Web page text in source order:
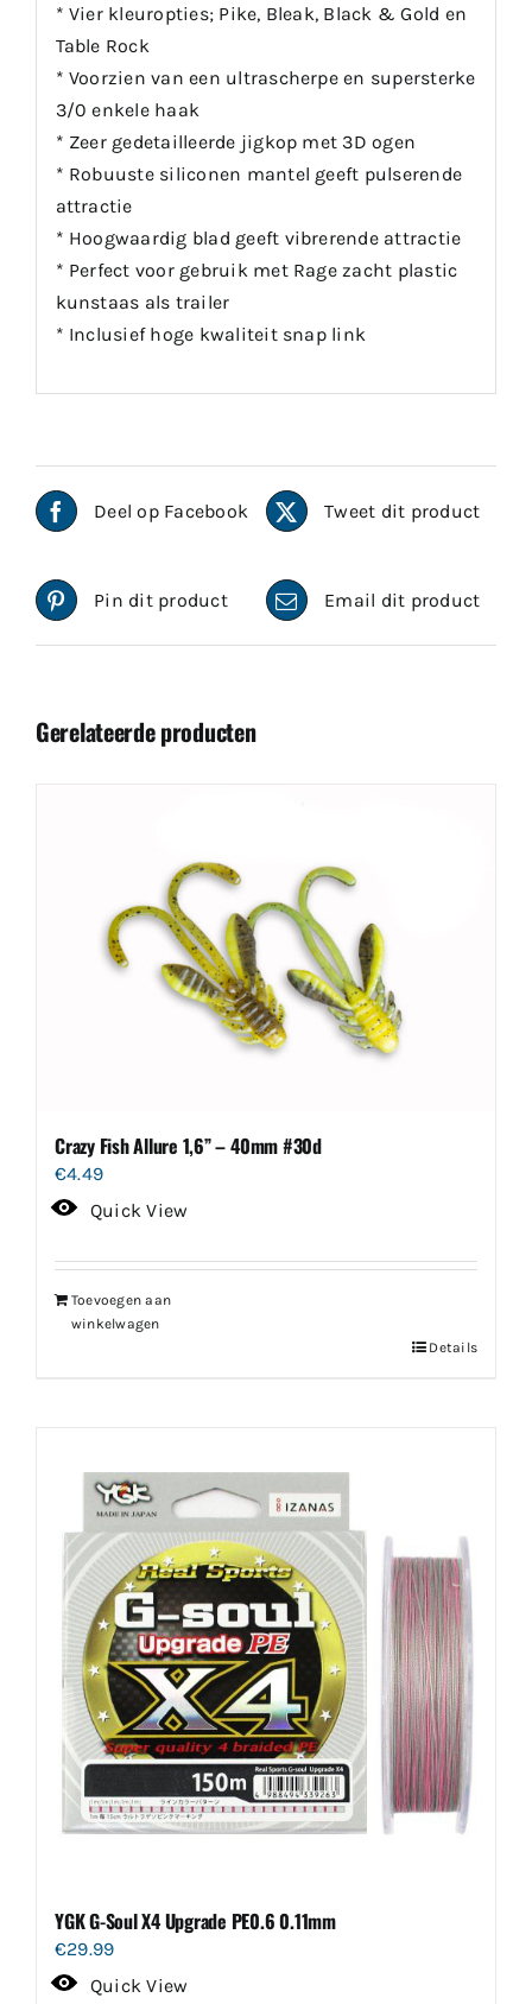
* Vier kleuropties; Pike, Bleak, Black & Gold en
Table Rock
* Voorzien van een ultrascherpe en supersterke
3/0 enkele haak
* Zeer gedetailleerde jigkop met 3D ogen
* Robuuste siliconen mantel geeft pulserende
attractie
* Hoogwaardig blad geeft vibrerende attractie
* Perfect voor gebruik met Rage zacht plastic
kunstaas als trailer
* Inclusief hoge kwaliteit snap link
Deel op Facebook Tweet dit product
Pin dit product Email dit product
Gerelateerde producten
Crazy Fish Allure 1,6” – 40mm #30d
€4.49
Quick View
Toevoegen aan
winkelwagen
Details
YGK G-Soul X4 Upgrade PE0.6 0.11mm
€29.99
Quick View